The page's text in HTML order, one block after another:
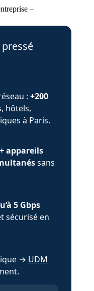
–
: +200
hôtels,
à Paris.
appareils
sans
5 Gbps
sécurisé en
→ UDM